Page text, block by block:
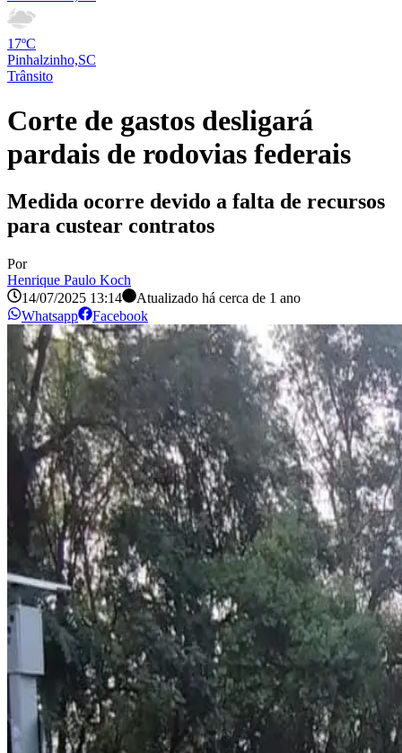
17ºC
Pinhalzinho,SC
Trânsito
Corte de gastos desligará
pardais de rodovias federais
Medida ocorre devido a falta de recursos
para custear contratos
Por
Henrique Paulo Koch
14/07/2025 13:14
Atualizado há cerca de 1 ano
Whatsapp
Facebook